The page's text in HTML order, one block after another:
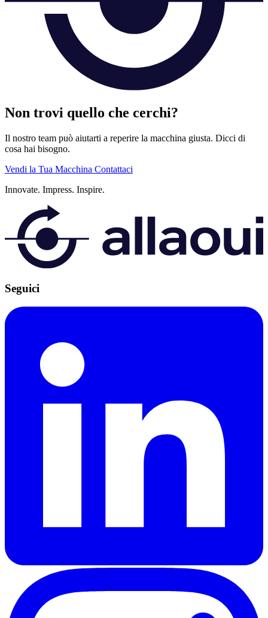
Non trovi quello che cerchi?
Il nostro team può aiutarti a reperire la macchina giusta. Dicci di
cosa hai bisogno.
Vendi la Tua Macchina Contattaci
Innovate. Impress. Inspire.
Seguici